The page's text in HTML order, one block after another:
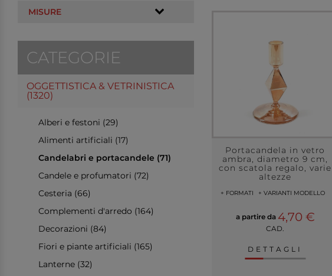
MISURE
CATEGORIE
OGGETTISTICA & VETRINISTICA
(1320)
Alberi e festoni (29)
Alimenti artificiali (17)
Candelabri e portacandele (71)
Candele e profumatori (72)
Cesteria (66)
Complementi d'arredo (164)
Decorazioni (84)
Fiori e piante artificiali (165)
Lanterne (32)
Portacandela in vetro
ambra, diametro 9 cm,
con scatola regalo, varie
altezze
+ FORMATI + VARIANTI MODELLO
a partire da 4,70 €
CAD.
DETTAGLI